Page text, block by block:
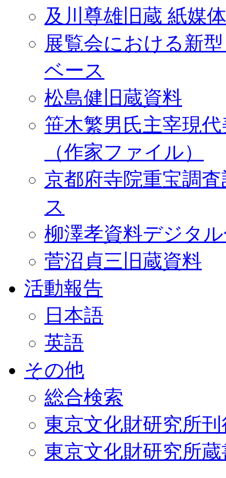
及川尊雄旧蔵 紙媒
展覧会における新
ベース
松島健旧蔵資料
笹木繁男氏主宰現
（作家ファイル）
京都府寺院重宝調
ス
柳澤孝資料デジタ
菅沼貞三旧蔵資料
活動報告
日本語
英語
その他
総合検索
東京文化財研究所
東京文化財研究所